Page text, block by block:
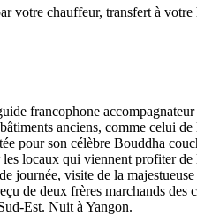
votre chauffeur, transfert à
francophone
anciens, comme celui
pour son célèbre Bouddha
locaux qui viennent profiter
journée, visite de la
de deux frères marchands
Est. Nuit à Yangon.